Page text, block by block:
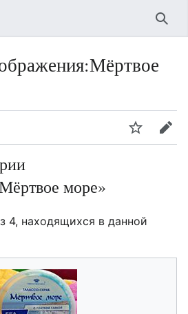
море»
4, находящихся в данной